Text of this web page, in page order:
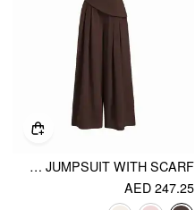
CHIFFON MID RISE BANDEAU ASYMMETRICAL LACE UP WIDE LEG JUMPSUIT WITH SCARF
AED 247.25